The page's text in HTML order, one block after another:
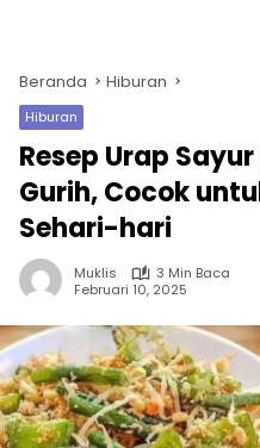
Beranda Hiburan
Hiburan
Resep Urap
Gurih, Cocok
Sehari-hari
Muklis
3 Min Baca
Februari 10, 2025